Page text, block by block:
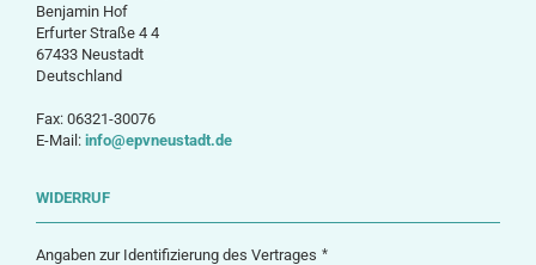
Benjamin Hof
Erfurter Straße 4 4
67433 Neustadt
Deutschland
Fax: 06321-30076
E-Mail: info@epvneustadt.de
WIDERRUF
Angaben zur Identifizierung des Vertrages